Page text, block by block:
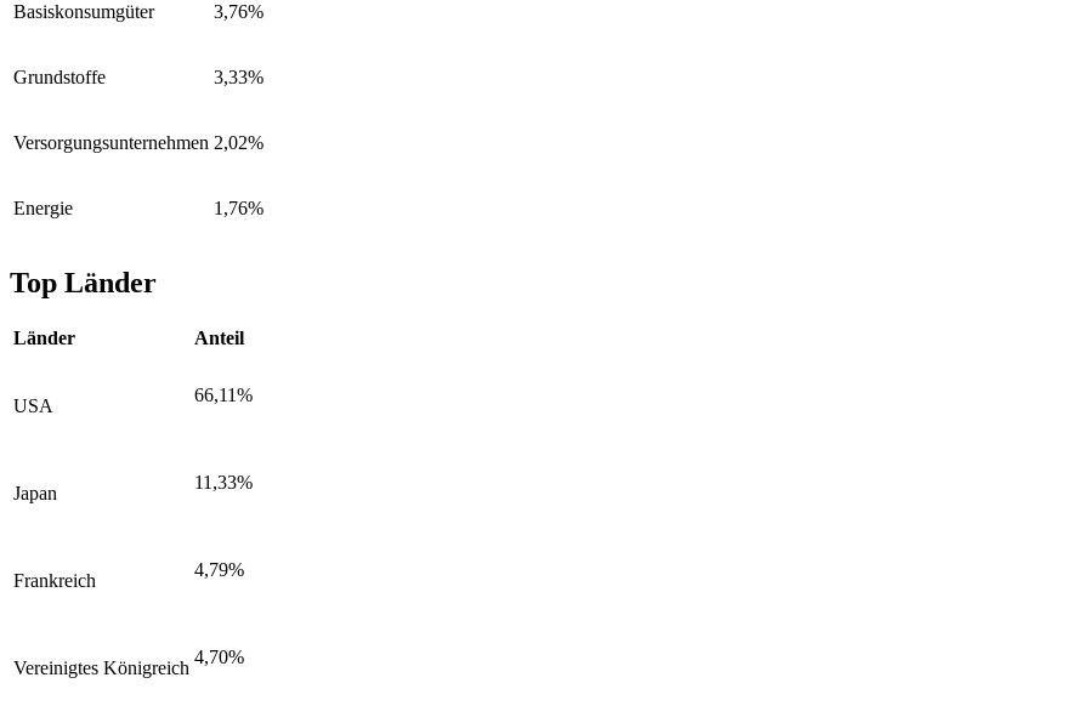
Basiskonsumgüter 3,76%
Grundstoffe 3,33%
Versorgungsunternehmen 2,02%
Energie 1,76%
Top Länder
Länder Anteil
USA
66,11%
Japan
11,33%
Frankreich
4,79%
Vereinigtes Königreich
4,70%